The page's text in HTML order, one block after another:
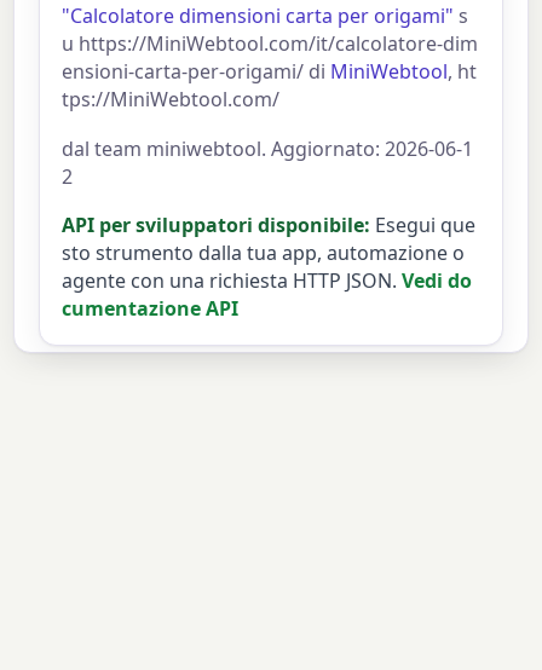
"Calcolatore dimensioni carta per origami" s
u https://MiniWebtool.com/it/calcolatore-dim
ensioni-carta-per-origami/ di MiniWebtool, ht
tps://MiniWebtool.com/
dal team miniwebtool. Aggiornato: 2026-06-1
2
API per sviluppatori disponibile: Esegui que
sto strumento dalla tua app, automazione o
agente con una richiesta HTTP JSON. Vedi do
cumentazione API